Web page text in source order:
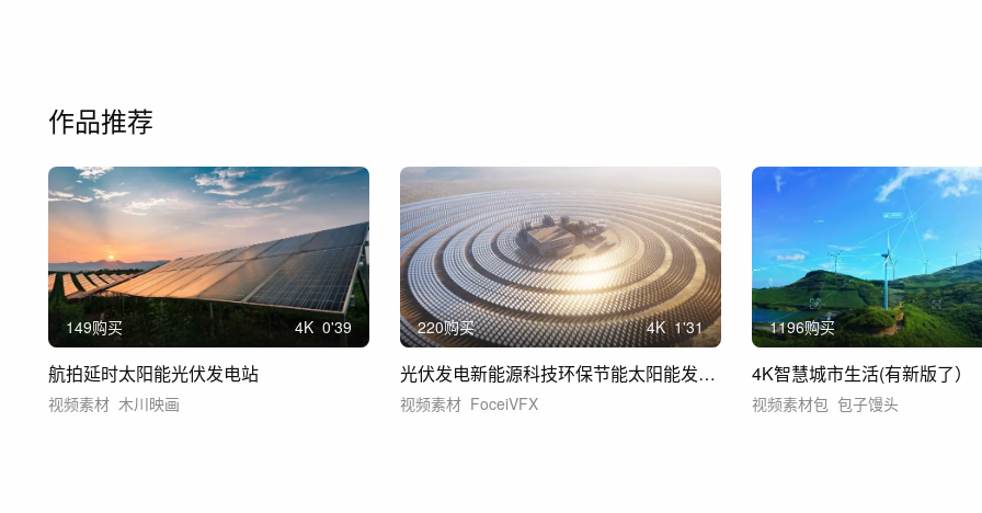
作品推荐
149购买 4K 0'39
航拍延时太阳能光伏发电站
视频素材 木川映画
220购买 4K 1'31
光伏发电新能源科技环保节能太阳能发电片头
视频素材 FoceiVFX
1196购买
4K智慧城市生活(有新版了）
视频素材包 包子馒头